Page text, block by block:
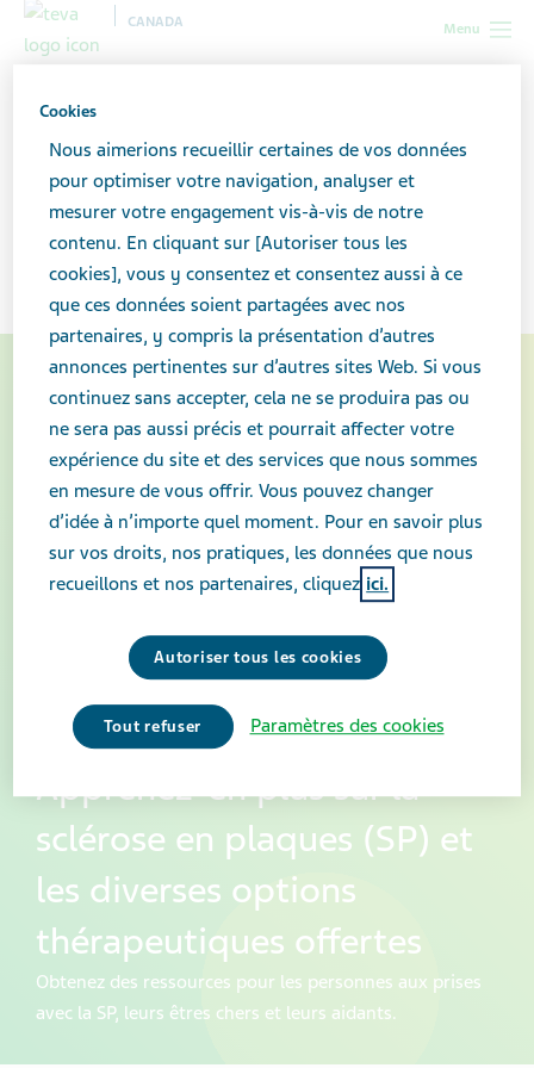
Menu
CANADA
Sclérose en plaques : ce que
vous devez savoir
Apprenez-en plus sur la
sclérose en plaques (SP) et
les diverses options
thérapeutiques offertes
Obtenez des ressources pour les personnes aux prises
avec la SP, leurs êtres chers et leurs aidants.
Cookies
Nous aimerions recueillir certaines de vos données
pour optimiser votre navigation, analyser et
mesurer votre engagement vis-à-vis de notre
contenu. En cliquant sur [Autoriser tous les
cookies], vous y consentez et consentez aussi à ce
que ces données soient partagées avec nos
partenaires, y compris la présentation d’autres
annonces pertinentes sur d’autres sites Web. Si vous
continuez sans accepter, cela ne se produira pas ou
ne sera pas aussi précis et pourrait affecter votre
expérience du site et des services que nous sommes
en mesure de vous offrir. Vous pouvez changer
d’idée à n’importe quel moment. Pour en savoir plus
sur vos droits, nos pratiques, les données que nous
recueillons et nos partenaires, cliquez ici.
Autoriser tous les cookies
Tout refuser Paramètres des cookies